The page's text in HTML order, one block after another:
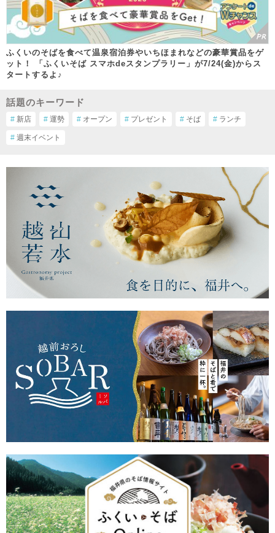
ふくいのそばを食べて温泉宿泊券やいちほまれなどの豪華賞品をゲ
ット！ 「ふくいそば スマホdeスタンプラリー」が7/24(金)からス
タートするよ♪
話題のキーワード
# 新店 # 運勢 # オープン # プレゼント # そば # ランチ
# 週末イベント